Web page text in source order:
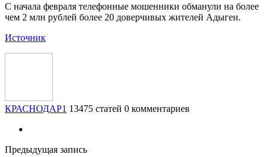
С начала февраля телефонные мошенники обманули на более
чем 2 млн рублей более 20 доверчивых жителей Адыгеи.
Источник
КРАСНОДАР1 13475 статей 0 комментариев
Предыдущая запись